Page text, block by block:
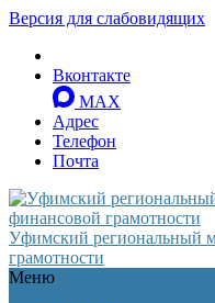
Версия для слабовидящих
Вконтакте
MAX
Адрес
Телефон
Почта
Уфимский региональный
грамотности
Меню